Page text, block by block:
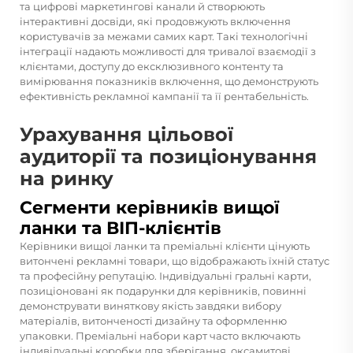
та цифрові маркетингові канали й створюють
інтерактивні досвіди, які продовжують включення
користувачів за межами самих карт. Такі технологічні
інтеграції надають можливості для тривалої взаємодії з
клієнтами, доступу до ексклюзивного контенту та
вимірювання показників включення, що демонструють
ефективність рекламної кампанії та її рентабельність.
Урахування цільової
аудиторії та позиціонування
на ринку
Сегменти керівників вищої
ланки та ВІП-клієнтів
Керівники вищої ланки та преміальні клієнти цінують
витончені рекламні товари, що відображають їхній статус
та професійну репутацію. Індивідуальні гральні карти,
позиціоновані як подарунки для керівників, повинні
демонструвати виняткову якість завдяки вибору
матеріалів, витонченості дизайну та оформленню
упаковки. Преміальні набори карт часто включають